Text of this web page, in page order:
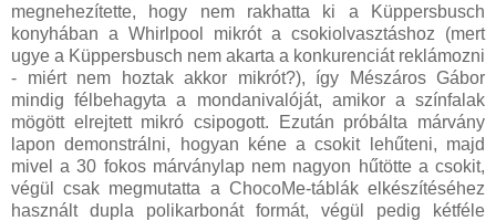
megnehezítette, hogy nem rakhatta ki a Küppersbusch
konyhában a Whirlpool mikrót a csokiolvasztáshoz (mert
ugye a Küppersbusch nem akarta a konkurenciát reklámozni
- miért nem hoztak akkor mikrót?), így Mészáros Gábor
mindig félbehagyta a mondanivalóját, amikor a színfalak
mögött elrejtett mikró csipogott. Ezután próbálta márvány
lapon demonstrálni, hogyan kéne a csokit lehűteni, majd
mivel a 30 fokos márványlap nem nagyon hűtötte a csokit,
végül csak megmutatta a ChocoMe-táblák elkészítéséhez
használt dupla polikarbonát formát, végül pedig kétféle